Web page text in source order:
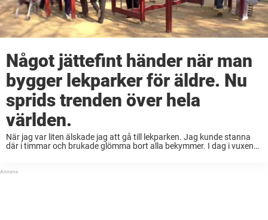
Något jättefint händer när man
bygger lekparker för äldre. Nu
sprids trenden över hela
världen.
När jag var liten älskade jag att gå till lekparken. Jag kunde stanna
där i timmar och brukade glömma bort alla bekymmer. I dag i vuxen